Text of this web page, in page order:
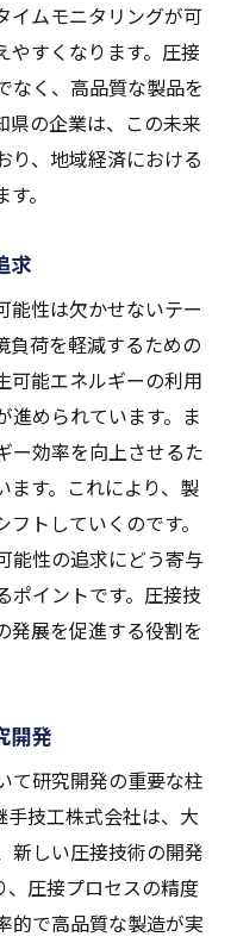
イムモニタリングが可
やすくなります。圧接
なく、高品質な製品を
県の企業は、この未来
り、地域経済における
。
求
能性は欠かせないテー
負荷を軽減するための
可能エネルギーの利用
進められています。ま
ー効率を向上させるた
ます。これにより、製
トしていくのです。
能性の追求にどう寄与
ポイントです。圧接技
発展を促進する役割を
開発
て研究開発の重要な柱
手技工株式会社は、大
新しい圧接技術の開発
、圧接プロセスの精度
的で高品質な製造が実